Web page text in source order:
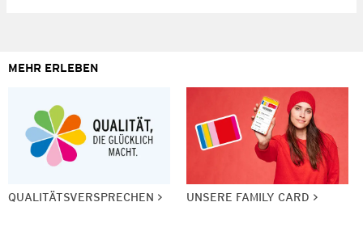
MEHR ERLEBEN
QUALITÄTSVERSPRECHEN UNSERE FAMILY CARD